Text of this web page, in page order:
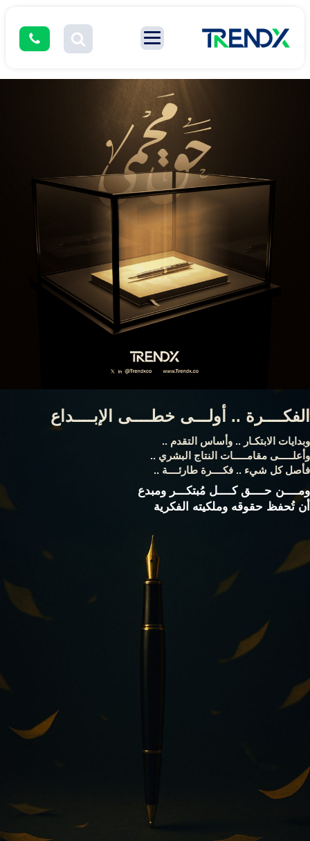
الفكــــرة .. أولـــى خطــــى الإبــــداع
وبدايات الابتكـار .. وأساس التقدم ..
وأعلـــــى مقامـــــات النتاج البشري ..
فأصل كل شيء .. فكــــرة طارئــــة ..
ومــــن حــــق كــــل مُبتكـــر ومبدع
أن تُحفظ حقوقه وملكيته الفكرية